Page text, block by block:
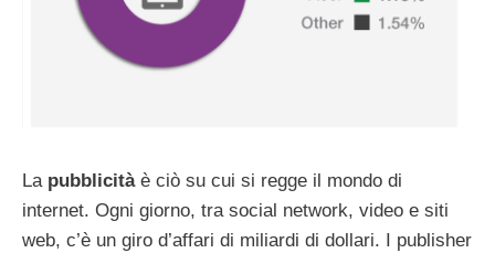
La pubblicitàè ciò su cui si regge il mondo di
internet. Ogni giorno, tra social network, video e siti
web, c’è un giro d’affari di miliardi di dollari. I publisher